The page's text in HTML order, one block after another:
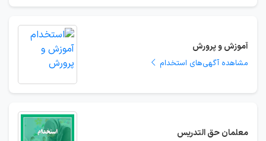
آموزش و پرورش
مشاهده آگهی‌های استخدام
معلمان حق التدریس